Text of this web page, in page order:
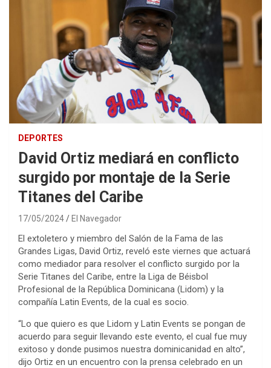
DEPORTES
David Ortiz mediará en conflicto
surgido por montaje de la Serie
Titanes del Caribe
17/05/2024 El Navegador
El extoletero y miembro del Salón de la Fama de las
Grandes Ligas, David Ortiz, reveló este viernes que actuará
como mediador para resolver el conflicto surgido por la
Serie Titanes del Caribe, entre la Liga de Béisbol
Profesional de la República Dominicana (Lidom) y la
compañía Latin Events, de la cual es socio.
“Lo que quiero es que Lidom y Latin Events se pongan de
acuerdo para seguir llevando este evento, el cual fue muy
exitoso y donde pusimos nuestra dominicanidad en alto”,
dijo Ortiz en un encuentro con la prensa celebrado en un